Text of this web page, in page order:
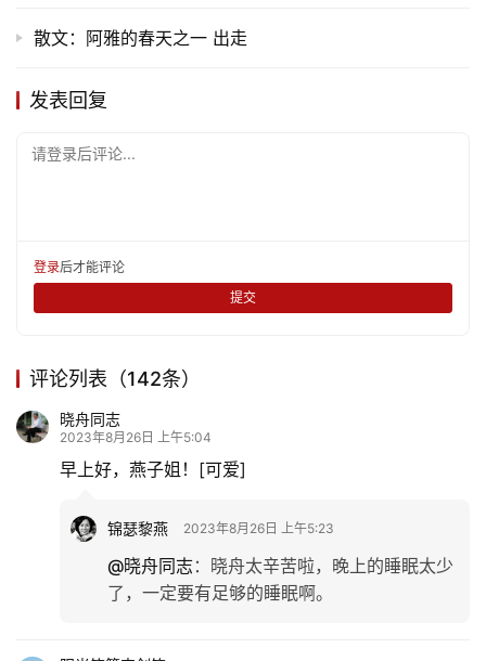
散文：阿雅的春天之一 出走
发表回复
请登录后评论...
登录后才能评论
提交
评论列表（142条）
晓舟同志
2023年8月26日 上午5:04
早上好，燕子姐！[可爱]
锦瑟黎燕 2023年8月26日 上午5:23
@晓舟同志： 晓舟太辛苦啦，晚上的睡眠太少
了，一定要有足够的睡眠啊。